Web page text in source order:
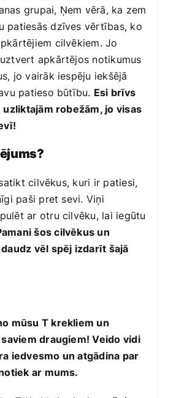
grupai, Ņem vērā, ka zem
patiesās dzīves vērtības, ko
cilvēkiem. Jo
apkārtējos notikumus
jo vairāk iespēju iekšējā
patieso būtību. Esi brīvs
robežām, jo visas
cilvēkus, kuri ir patiesi,
paši pret sevi. Viņi
ar otru cilvēku, lai iegūtu
šos cilvēkus un
vēl spēj izdarīt šajā
mūsu T krekliem un
draugiem! Veido vidi
iedvesmo un atgādina par
ar mums.